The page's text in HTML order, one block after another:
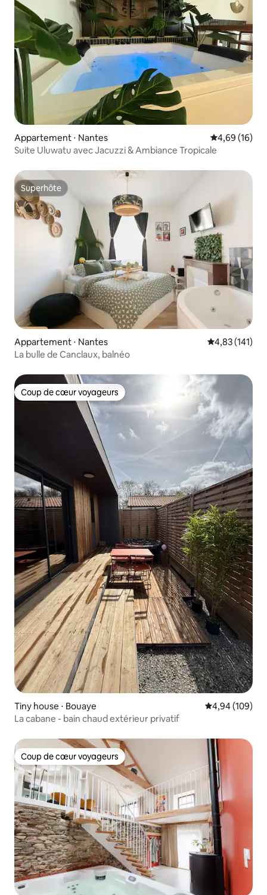
Appartement ⋅ Nantes Évaluation
4,69 (16)
Suite Uluwatu avec Jacuzzi & Ambiance Tropicale
Superhôte
Superhôte
Appartement ⋅ Nantes Évaluation
4,83 (141)
La bulle de Canclaux, balnéo
Coup de cœur voyageurs
Coup de cœur voyageurs
Tiny house ⋅ Bouaye Évaluation
4,94 (109)
La cabane - bain chaud extérieur privatif
Coup de cœur voyageurs
Coup de cœur voyageurs